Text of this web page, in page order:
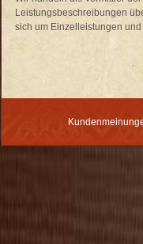
Leistungsbeschreibungen
sich um Einzelleistungen